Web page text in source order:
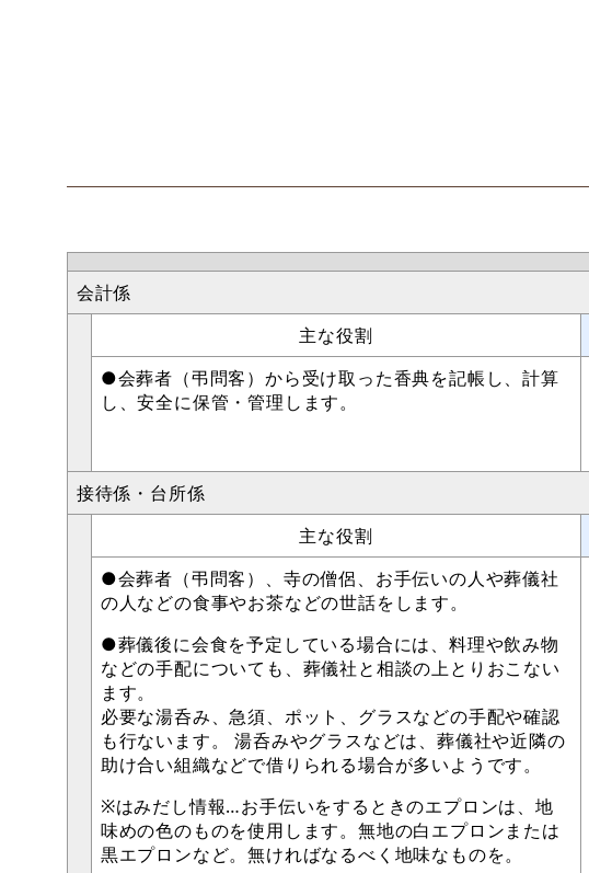
会計係
主な役割
●会葬者（弔問客）から受け取った香典を記帳し、計算
し、安全に保管・管理します。
接待係・台所係
主な役割
●会葬者（弔問客）、寺の僧侶、お手伝いの人や葬儀社
の人などの食事やお茶などの世話をします。
●葬儀後に会食を予定している場合には、料理や飲み物
などの手配についても、葬儀社と相談の上とりおこない
ます。
必要な湯呑み、急須、ポット、グラスなどの手配や確認
も行ないます。 湯呑みやグラスなどは、葬儀社や近隣の
助け合い組織などで借りられる場合が多いようです。
※はみだし情報…お手伝いをするときのエプロンは、地
味めの色のものを使用します。無地の白エプロンまたは
黒エプロンなど。無ければなるべく地味なものを。